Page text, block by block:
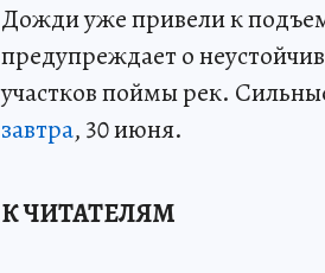
Дожди уже привели к
предупреждает о
участков поймы рек.
завтра, 30 июня.
К ЧИТАТЕЛЯМ